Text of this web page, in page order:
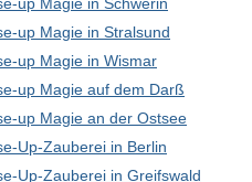
up Magie in Schwerin
up Magie in Stralsund
up Magie in Wismar
up Magie auf dem Darß
up Magie an der Ostsee
Up-Zauberei in Berlin
Up-Zauberei in Greifswald